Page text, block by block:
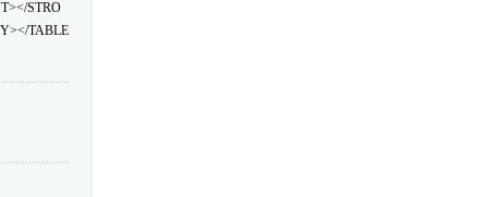
STRO
TABLE